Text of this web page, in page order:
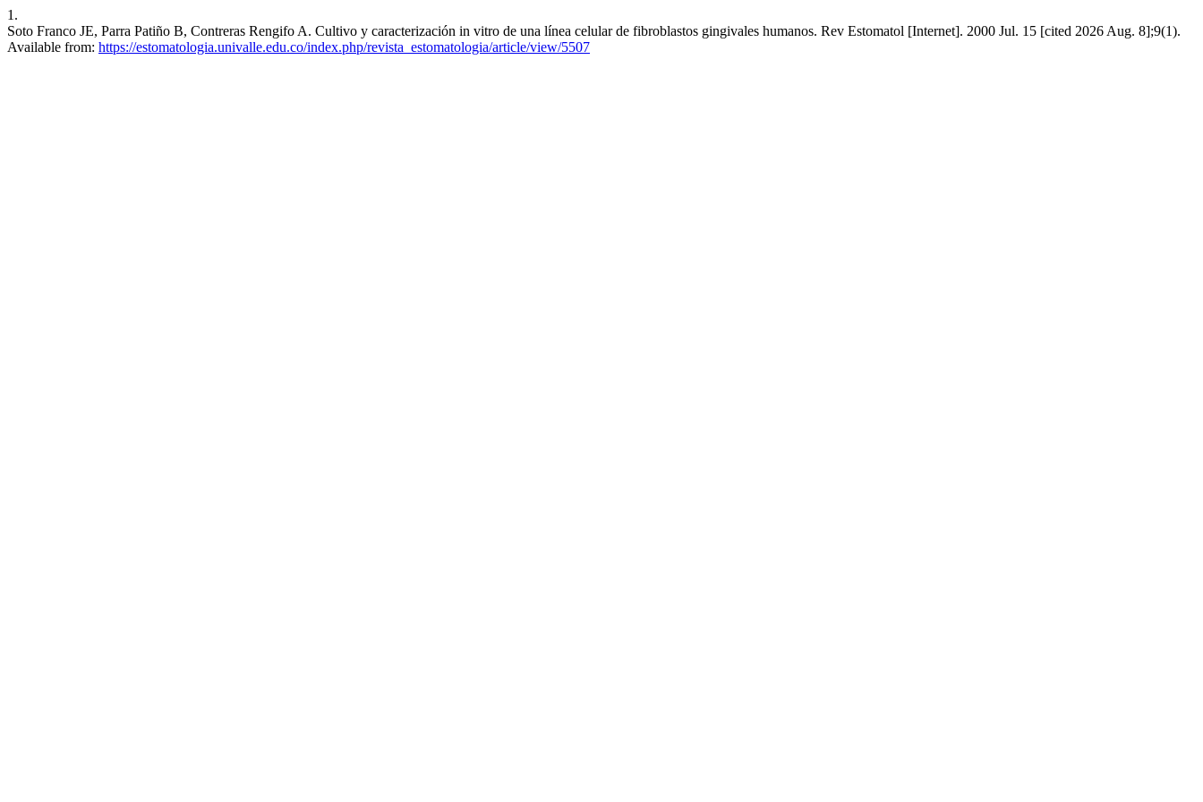
1.
Soto Franco JE, Parra Patiño B, Contreras Rengifo A. Cultivo y caracterización in vitro de una línea celular de fibroblastos gingivales humanos. Rev Estomatol [Internet]. 2000 Jul. 15 [cited 2026 Aug. 8];9(1).
Available from: https://estomatologia.univalle.edu.co/index.php/revista_estomatologia/article/view/5507